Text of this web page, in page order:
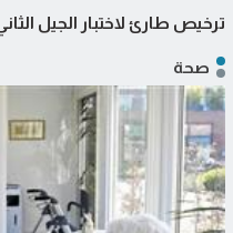
ترخيص طارئ لاختبار الجيل
صحة